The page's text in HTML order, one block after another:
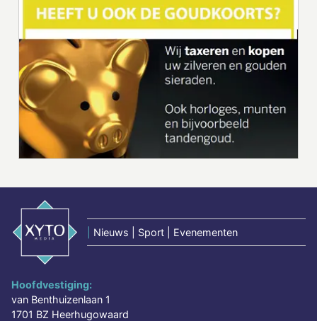
Nieuws | Sport | Evenementen
Hoofdvestiging:
van Benthuizenlaan 1
1701 BZ Heerhugowaard